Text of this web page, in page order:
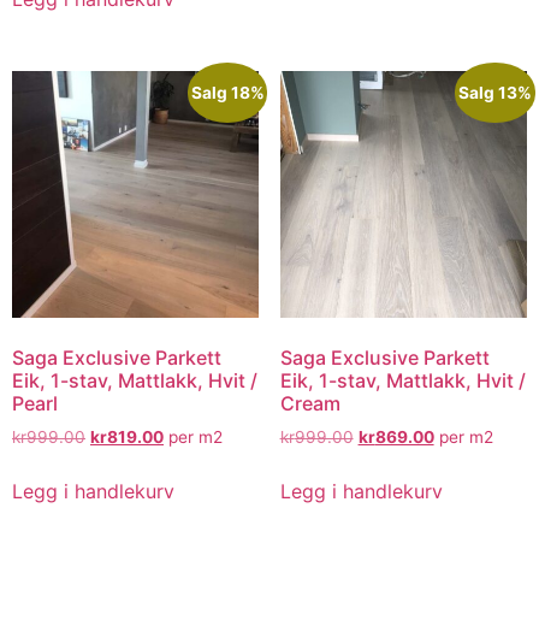
Salg 18%
Saga Exclusive Parkett
Eik, 1-stav, Mattlakk, Hvit /
Pearl
kr999.00 kr819.00 per m2
Legg i handlekurv
Salg 13%
Saga Exclusive Parkett
Eik, 1-stav, Mattlakk, Hvit /
Cream
kr999.00 kr869.00per m2
Legg i handlekurv